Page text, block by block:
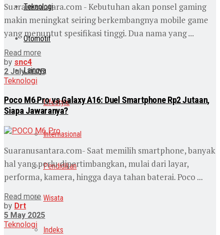
Teknologi
Otomotif
Lainnya
Lifestyle
Internasional
Pendidikan
Wisata
Indeks
Suaranusantara.com - Kebutuhan akan ponsel gaming
makin meningkat seiring berkembangnya mobile game
yang menuntut spesifikasi tinggi. Dua nama yang ...
Read more
by snc4
2 July 2025
Teknologi
Poco M6 Pro vs Galaxy A16: Duel Smartphone Rp2 Jutaan,
Siapa Jawaranya?
Suaranusantara.com- Saat memilih smartphone, banyak
hal yang perlu dipertimbangkan, mulai dari layar,
performa, kamera, hingga daya tahan baterai. Poco ...
Read more
by Drt
5 May 2025
Teknologi